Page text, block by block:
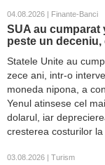
04.08.2026 | Finante-Banci
SUA au cumparat
peste un
Statele Unite au
zece ani, intr-o
moneda nipona, a
Yenul atinsese cel
dolarul, iar
cresterea costurilor
03.08.2026 | Turism